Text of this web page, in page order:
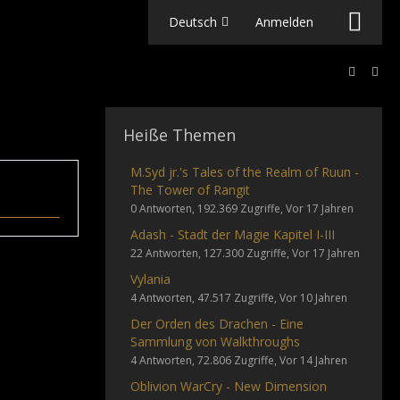
Deutsch Anmelden
Heiße Themen
M.Syd jr.'s Tales of the Realm of Ruun -
The Tower of Rangit
0 Antworten, 192.369 Zugriffe, Vor 17 Jahren
Adash - Stadt der Magie Kapitel I-III
22 Antworten, 127.300 Zugriffe, Vor 17 Jahren
Vylania
4 Antworten, 47.517 Zugriffe, Vor 10 Jahren
Der Orden des Drachen - Eine
Sammlung von Walkthroughs
4 Antworten, 72.806 Zugriffe, Vor 14 Jahren
Oblivion WarCry - New Dimension